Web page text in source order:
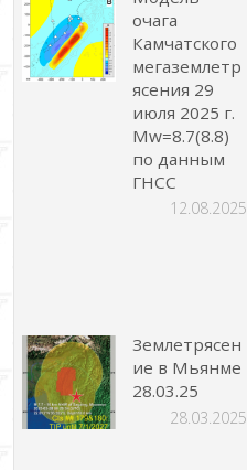
очага
Камчатского
мегаземлетр
ясения 29
июля 2025 г.
Mw=8.7(8.8)
по данным
ГНСС
12.08.2025
Землетрясен
ие в Мьянме
28.03.25
28.03.2025